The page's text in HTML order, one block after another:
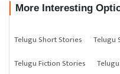
More Interesting
Telugu Short Stories
Telugu
Telugu Fiction Stories